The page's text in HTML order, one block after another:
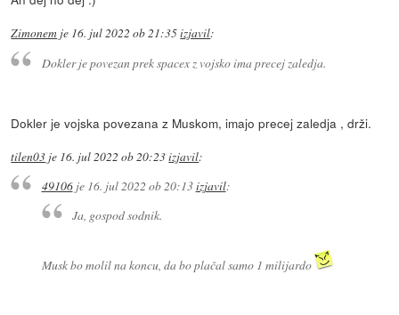
Zimonem je 16. jul 2022 ob 21:35izjavil:
Dokler je povezan prek spacex z vojsko ima precej zaledja.
Dokler je vojska povezana z Muskom, imajo precej zaledja , drži.
tilen03 je 16. jul 2022 ob 20:23izjavil:
49106je 16. jul 2022 ob 20:13izjavil:
Ja, gospod sodnik.
Musk bo molil na koncu, da bo plačal samo 1 milijardo